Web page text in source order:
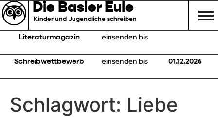
Die Basler Eule
Kinder und Jugendliche schreiben
Literaturmagazin einsenden bis
Schreibwettbewerb einsenden bis 01.12.2026
Schlagwort: Liebe